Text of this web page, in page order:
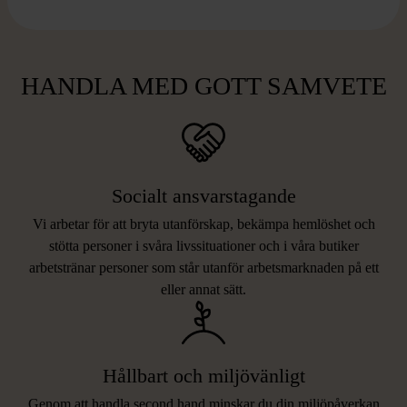
HANDLA MED GOTT SAMVETE
Socialt ansvarstagande
Vi arbetar för att bryta utanförskap, bekämpa hemlöshet och
stötta personer i svåra livssituationer och i våra butiker
arbetstränar personer som står utanför arbetsmarknaden på ett
eller annat sätt.
Hållbart och miljövänligt
Genom att handla second hand minskar du din miljöpåverkan